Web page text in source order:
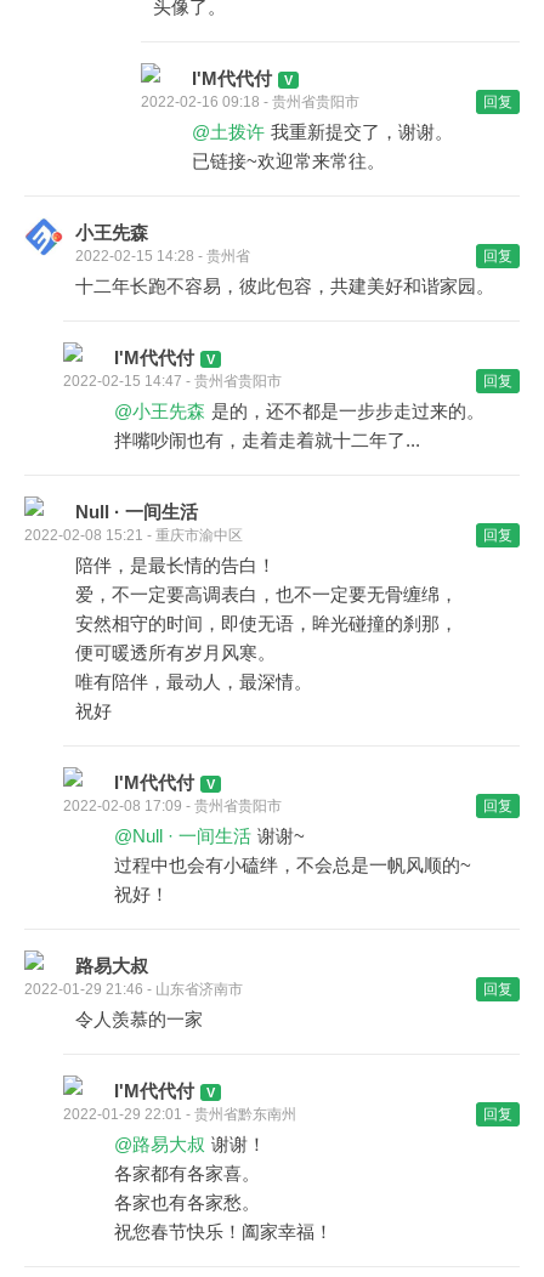
头像了。
I'M代代付
2022-02-16 09:18 - 贵州省贵阳市 回复
@土拨许 我重新提交了，谢谢。
已链接~欢迎常来常往。
小王先森
2022-02-15 14:28 - 贵州省 回复
十二年长跑不容易，彼此包容，共建美好和谐家园。
I'M代代付
2022-02-15 14:47 - 贵州省贵阳市 回复
@小王先森 是的，还不都是一步步走过来的。
拌嘴吵闹也有，走着走着就十二年了...
Null · 一间生活
2022-02-08 15:21 - 重庆市渝中区 回复
陪伴，是最长情的告白！
爱，不一定要高调表白，也不一定要无骨缠绵，
安然相守的时间，即使无语，眸光碰撞的刹那，
便可暖透所有岁月风寒。
唯有陪伴，最动人，最深情。
祝好
I'M代代付
2022-02-08 17:09 - 贵州省贵阳市 回复
@Null · 一间生活 谢谢~
过程中也会有小磕绊，不会总是一帆风顺的~
祝好！
路易大叔
2022-01-29 21:46 - 山东省济南市 回复
令人羡慕的一家
I'M代代付
2022-01-29 22:01 - 贵州省黔东南州 回复
@路易大叔 谢谢！
各家都有各家喜。
各家也有各家愁。
祝您春节快乐！阖家幸福！